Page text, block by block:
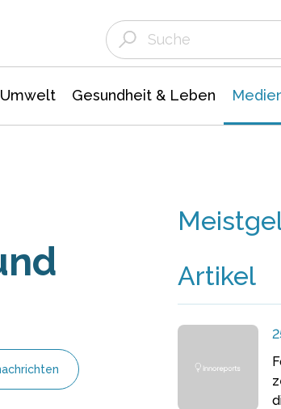
Gesundheit & Leben
Artikel